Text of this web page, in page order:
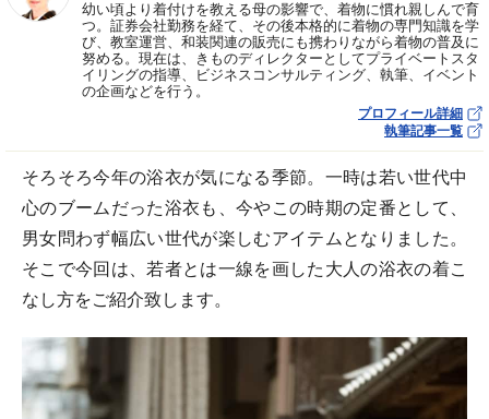
幼い頃より着付けを教える母の影響で、着物に慣れ親しんで育
つ。証券会社勤務を経て、その後本格的に着物の専門知識を学
び、教室運営、和装関連の販売にも携わりながら着物の普及に
努める。現在は、きものディレクターとしてプライベートスタ
イリングの指導、ビジネスコンサルティング、執筆、イベント
の企画などを行う。
プロフィール詳細
執筆記事一覧
そろそろ今年の浴衣が気になる季節。一時は若い世代中
心のブームだった浴衣も、今やこの時期の定番として、
男女問わず幅広い世代が楽しむアイテムとなりました。
そこで今回は、若者とは一線を画した大人の浴衣の着こ
なし方をご紹介致します。